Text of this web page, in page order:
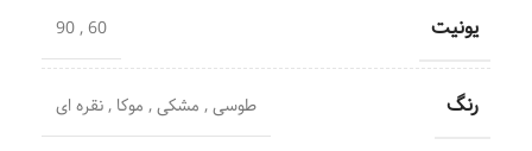
یونیت 60
,
90
رنگ طوسی, مشکی, موکا ,نقره ای